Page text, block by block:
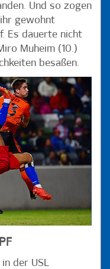
Und so zogen
gewohnt
Es dauerte nicht
Muheim (10.)
besaßen.
der USL